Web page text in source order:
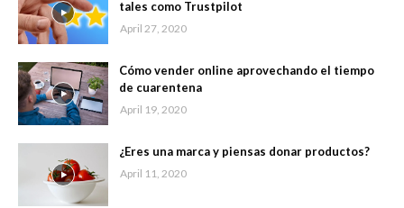
tales como Trustpilot
April 27, 2020
Cómo vender online aprovechando el tiempo
de cuarentena
April 19, 2020
¿Eres una marca y piensas donar productos?
April 11, 2020